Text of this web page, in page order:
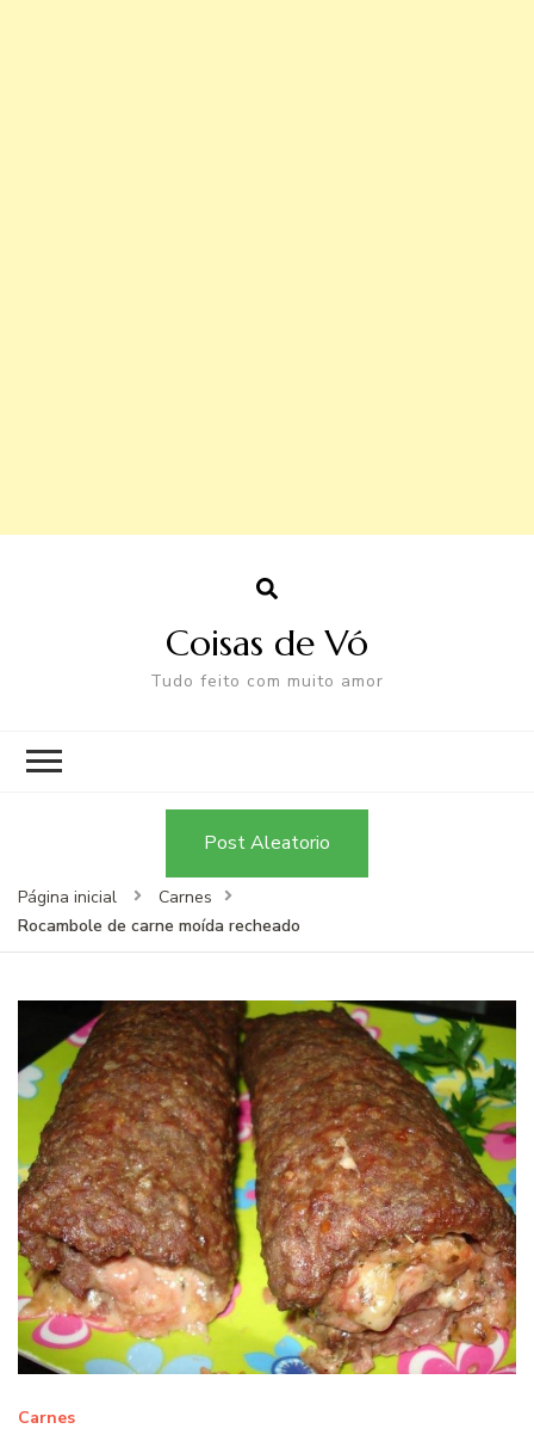
Coisas de Vó
Tudo feito com muito amor
Post Aleatorio
Página inicial
Carnes
Rocambole de carne moída recheado
Carnes